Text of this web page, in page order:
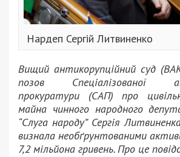
Нардеп Сергій Литвиненко
Вищий антикорупційний суд
позов Спеціалізованої
прокуратури (САП) про
майна чинного народного
“Слуга народу” Сергія
визнала необґрунтованими
7,2 мільйона гривень. Про це